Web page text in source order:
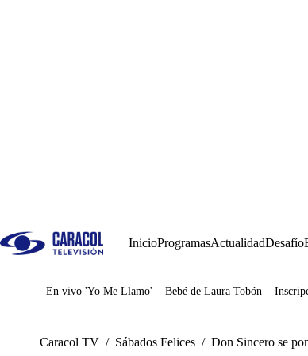
InicioProgramasActualidadDesafío
Juegos
En vivo 'Yo Me Llamo' Bebé de Laura Tobón
Caracol TV / Sábados Felices / Don Sincero se